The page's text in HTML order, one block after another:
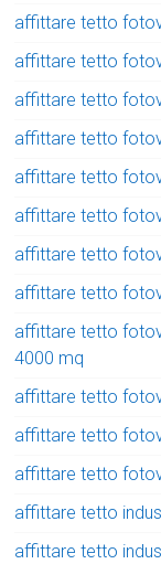
affittare tetto
affittare tetto
affittare tetto
affittare tetto
affittare tetto
affittare tetto
affittare tetto
affittare tetto
affittare tetto
4000 mq
affittare tetto
affittare tetto
affittare tetto
affittare tetto
affittare tetto